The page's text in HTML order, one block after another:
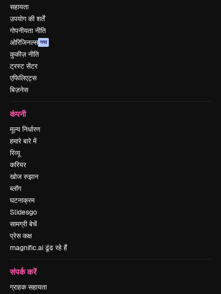
सहायता
उपयोग की शर्तें
गोपनीयता नीति
ओरिजिनल्स नया
कुकीज़ नीति
ट्रस्ट सेंटर
एफिलिएट्स
बिज़नेस
कंपनी
मूल्य निर्धारण
हमारे बारे में
रिव्यू
करियर
खोज रुझान
ब्लॉग
घटनाक्रम
Slidesgo
सामग्री बेचें
प्रेस कक्ष
magnific.ai ढूंढ रहे हैं
संपर्क करें
ग्राहक सहायता